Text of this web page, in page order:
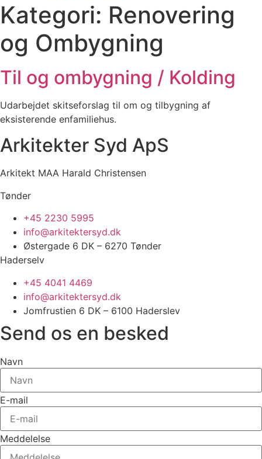
Kategori: Renovering
og Ombygning
Til og ombygning / Kolding
Udarbejdet skitseforslag til om og tilbygning af
eksisterende enfamiliehus.
Arkitekter Syd ApS
Arkitekt MAA Harald Christensen
Tønder
+45 2230 5995
info@arkitektersyd.dk
Østergade 6 DK – 6270 Tønder
Haderselv
+45 4041 4469
info@arkitektersyd.dk
Jomfrustien 6 DK – 6100 Haderslev
Send os en besked
Navn
E-mail
Meddelelse